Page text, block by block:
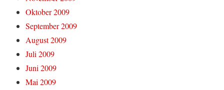
Oktober 2009
September 2009
August 2009
Juli 2009
Juni 2009
Mai 2009